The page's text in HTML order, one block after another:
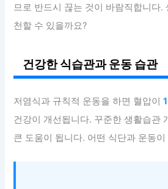
므로 반드시 끊는 것이 바람직합니다.
천할 수 있을까요?
건강한 식습관과 운동 습관
저염식과 규칙적 운동을 하면 혈압이
건강이 개선됩니다. 꾸준한 생활습관
큰 도움이 됩니다. 어떤 식단과 운동